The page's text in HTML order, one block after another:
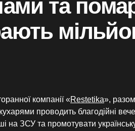
та
компанії «Restetika»,
проводить благодійні
на ЗСУ та промотувати